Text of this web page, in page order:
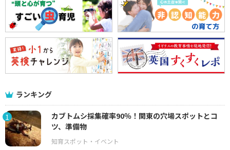
ランキング
1
カブトムシ採集確率90％！関東の穴場スポットとコ
ツ、準備物